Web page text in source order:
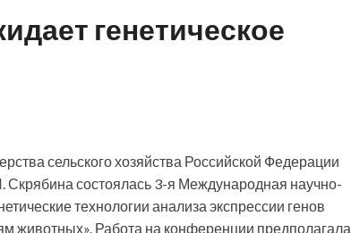
генетическое
сельского хозяйства Российской Федерации
состоялась 3-я Международная научно-
технологии анализа экспрессии генов
животных». Работа на конференции предполагала